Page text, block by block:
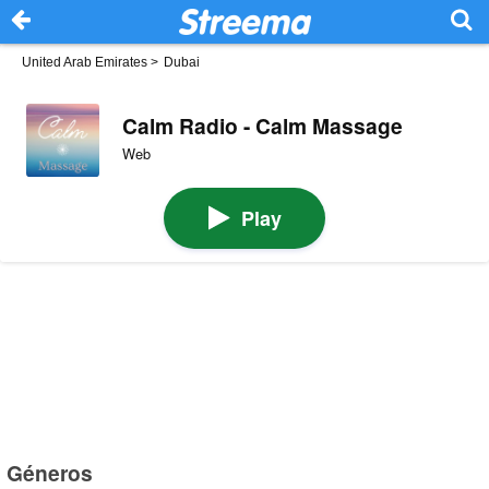
United Arab Emirates > Dubai
Calm Radio - Calm Massage
Web
Play
Géneros